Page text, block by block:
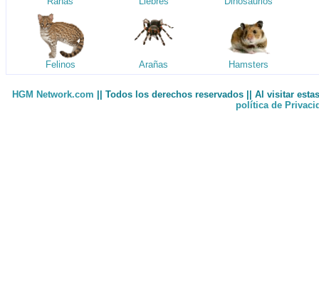
Felinos Arañas Hamsters
HGM Network.com || Todos los derechos reservados || Al visitar
política de